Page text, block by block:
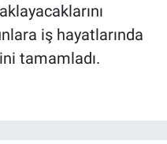
iş hayatlarında
tamamladı.